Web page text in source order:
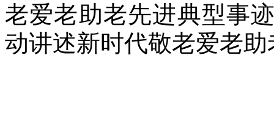
老爱老助老先进典型事
动讲述新时代敬老爱老